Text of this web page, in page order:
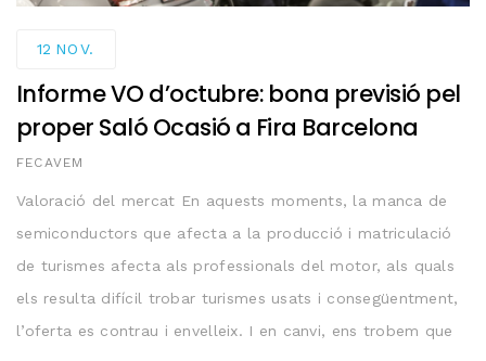
12 NOV.
Informe VO d’octubre: bona previsió pel
proper Saló Ocasió a Fira Barcelona
AUTHOR
FECAVEM
Valoració del mercat En aquests moments, la manca de
semiconductors que afecta a la producció i matriculació
de turismes afecta als professionals del motor, als quals
els resulta difícil trobar turismes usats i consegüentment,
l’oferta es contrau i envelleix. I en canvi, ens trobem que